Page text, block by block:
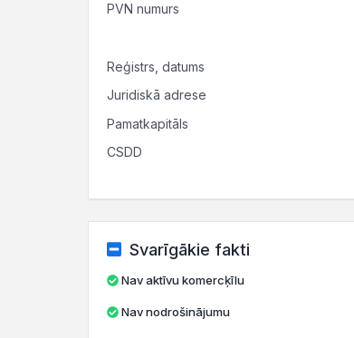
PVN numurs
Reģistrs, datums
Juridiskā adrese
Pamatkapitāls
CSDD
Svarīgākie fakti
Nav aktīvu komercķīlu
Nav nodrošinājumu